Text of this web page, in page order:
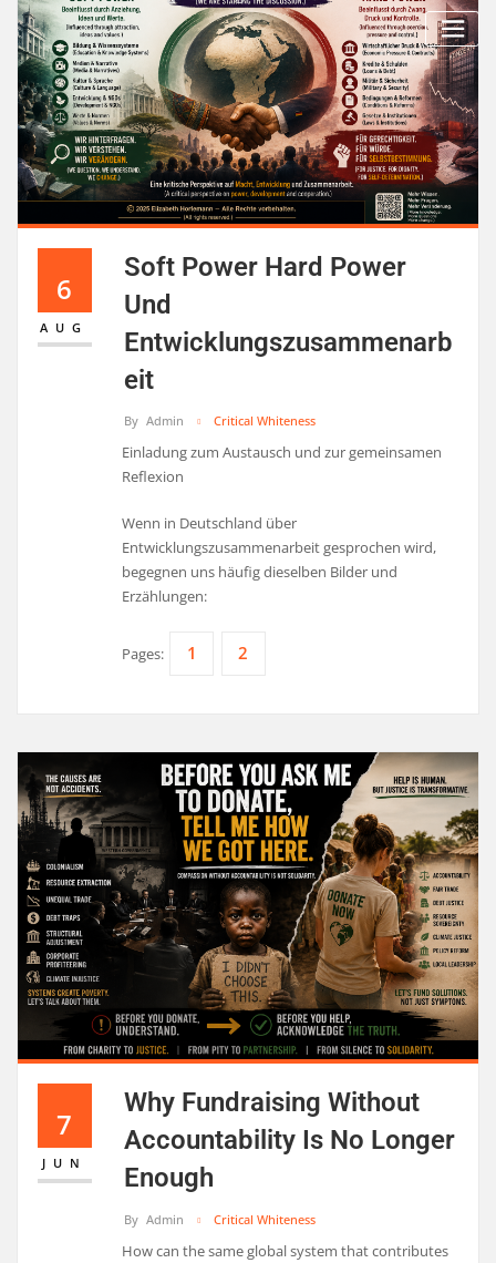
6
AUG
Soft Power Hard Power
Und
Entwicklungszusammenarb
Eit
By Admin Critical Whiteness
Einladung zum Austausch und zur gemeinsamen
Reflexion
Wenn in Deutschland über
Entwicklungszusammenarbeit gesprochen wird,
begegnen uns häufig dieselben Bilder und
Erzählungen:
Pages: 1 2
7
JUN
Why Fundraising Without
Accountability Is No Longer
Enough
By Admin Critical Whiteness
How can the same global system that contributes